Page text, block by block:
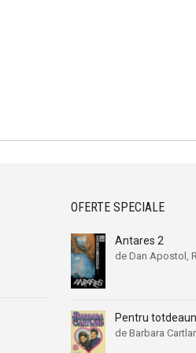
OFERTE SPECIALE
Antares 2
de Dan Apostol,
fost:
19,00 lei.
9,00 lei.
Pentru
de Barbara